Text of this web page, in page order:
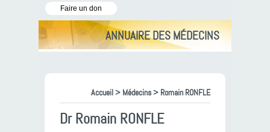
Faire un don
ANNUAIRE DES MÉDECINS
Accueil> Médecins> Romain RONFLE
Dr Romain RONFLE